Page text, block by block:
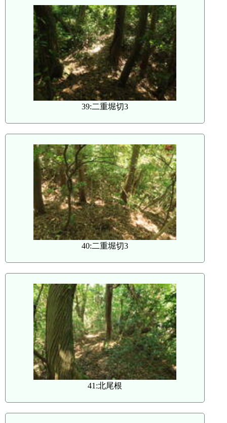
39:二重堀切3
40:二重堀切3
41:北尾根